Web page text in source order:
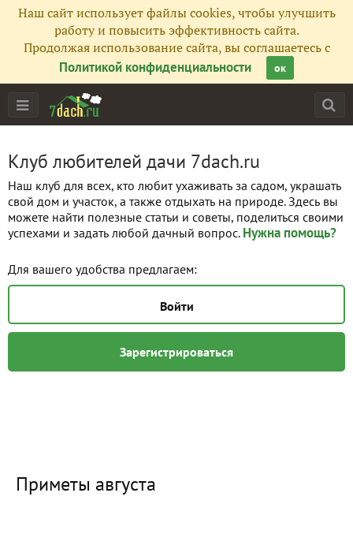
Наш сайт использует файлы cookies, чтобы улучшить
работу и повысить эффективность сайта.
Продолжая использование сайта, вы соглашаетесь с
Политикой конфиденциальности
ок
Клуб любителей дачи 7dach.ru
Наш клуб для всех, кто любит ухаживать за садом, украшать
свой дом и участок, а также отдыхать на природе. Здесь вы
можете найти полезные статьи и советы, поделиться своими
успехами и задать любой дачный вопрос. Нужна помощь?
Для вашего удобства предлагаем:
Войти
Зарегистрироваться
Приметы августа